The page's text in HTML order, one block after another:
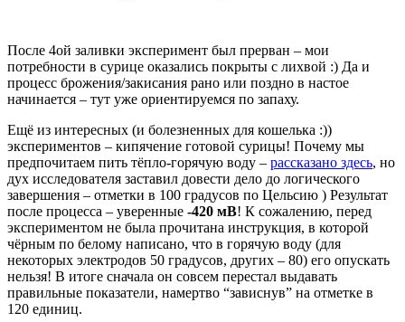
После 4ой заливки эксперимент был прерван – мои
потребности в сурице оказались покрыты с лихвой :) Да и
процесс брожения/закисания рано или поздно в настое
начинается – тут уже ориентируемся по запаху.
Ещё из интересных (и болезненных для кошелька :))
экспериментов – кипячение готовой сурицы! Почему мы
предпочитаем пить тёпло-горячую воду – рассказано здесь, но
дух исследователя заставил довести дело до логического
завершения – отметки в 100 градусов по Цельсию ) Результат
после процесса – уверенные -420 мВ! К сожалению, перед
экспериментом не была прочитана инструкция, в которой
чёрным по белому написано, что в горячую воду (для
некоторых электродов 50 градусов, других – 80) его опускать
нельзя! В итоге сначала он совсем перестал выдавать
правильные показатели, намертво “зависнув” на отметке в
120 единиц.